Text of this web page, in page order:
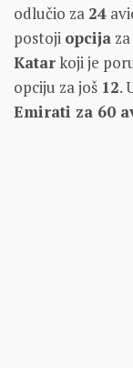
odlučio za 24
postoji opcija
Katarkoji je
opciju za još 12.
Emirati za 60